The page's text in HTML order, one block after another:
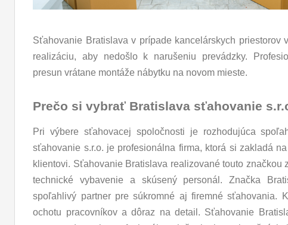
Sťahovanie Bratislava v prípade kancelárskych priestorov
realizáciu, aby nedošlo k narušeniu prevádzky.
presun vrátane montáže nábytku na novom mieste.
Prečo si vybrať Bratislava sťahovanie
Pri výbere sťahovacej spoločnosti je rozhodujúca
sťahovanie s.r.o. je profesionálna firma, ktorá si zakladá
klientovi. Sťahovanie Bratislava realizované touto značkou
technické vybavenie a skúsený personál. Značka
spoľahlivý partner pre súkromné aj firemné sťahovania.
ochotu pracovníkov a dôraz na detail. Sťahovanie